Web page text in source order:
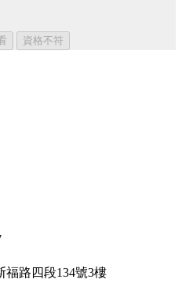
資格不符
福路四段134號3樓